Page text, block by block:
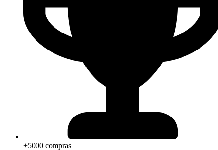
+5000 compras